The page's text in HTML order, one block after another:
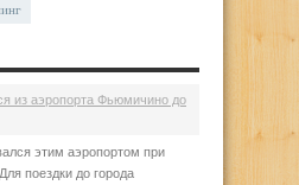
из аэропорта Фьюмичино до
этим аэропортом при
поездки до города